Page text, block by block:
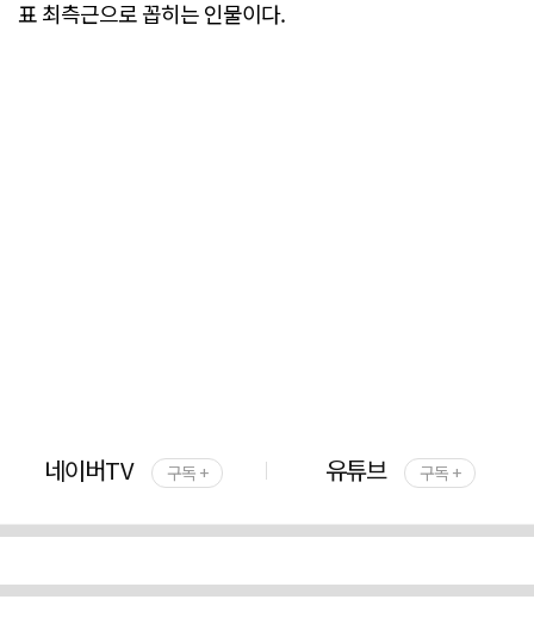
표 최측근으로 꼽히는 인물이다.
네이버TV 구독 + 유튜브 구독 +